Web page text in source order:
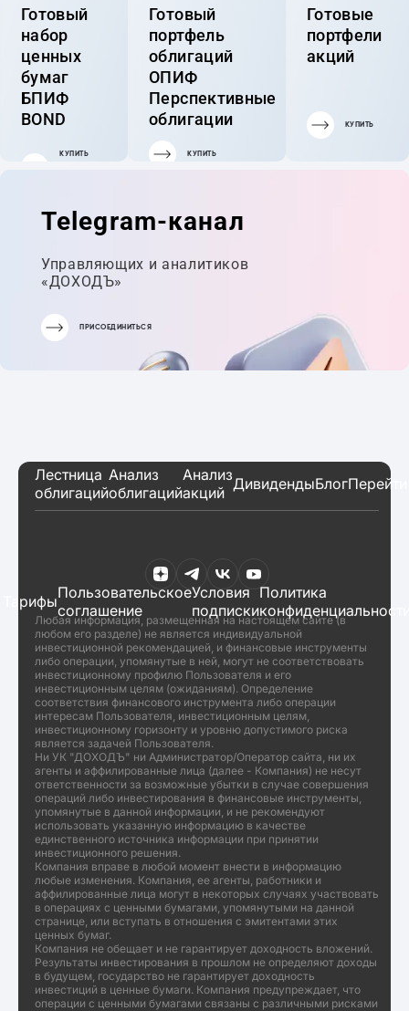
Готовый
набор
ценных
бумаг
БПИФ
BOND
КУПИТЬ
Готовый
портфель
облигаций
ОПИФ
Перспективные
облигации
КУПИТЬ
Готовые
портфели
акций
КУПИТЬ
Telegram-канал
Управляющих и аналитиков
«ДОХОДЪ»
ПРИСОЕДИНИТЬСЯ
Лестница
облигаций
Анализ
облигаций
Анализ
акций ДивидендыБлог
ТарифыПользовательское
соглашение
Условия
подписки
Политика
Любая информация, размещенная на настоящем сайте (в
любом его разделе) не является индивидуальной
инвестиционной рекомендацией, и финансовые инструменты
либо операции, упомянутые в ней, могут не соответствовать
инвестиционному профилю Пользователя и его
инвестиционным целям (ожиданиям). Определение
соответствия финансового инструмента либо операции
интересам Пользователя, инвестиционным целям,
инвестиционному горизонту и уровню допустимого риска
является задачей Пользователя.
Ни УК "ДОХОДЪ" ни Администратор/Оператор сайта, ни их
агенты и аффилированные лица (далее - Компания) не несут
ответственности за возможные убытки в случае совершения
операций либо инвестирования в финансовые инструменты,
упомянутые в данной информации, и не рекомендуют
использовать указанную информацию в качестве
единственного источника информации при принятии
инвестиционного решения.
Компания вправе в любой момент внести в информацию
любые изменения. Компания, ее агенты, работники и
аффилированные лица могут в некоторых случаях участвовать
в операциях с ценными бумагами, упомянутыми на данной
странице, или вступать в отношения с эмитентами этих
ценных бумаг.
Компания не обещает и не гарантирует доходность вложений.
Результаты инвестирования в прошлом не определяют доходы
в будущем, государство не гарантирует доходность
инвестиций в ценные бумаги. Компания предупреждает, что
операции с ценными бумагами связаны с различными рисками